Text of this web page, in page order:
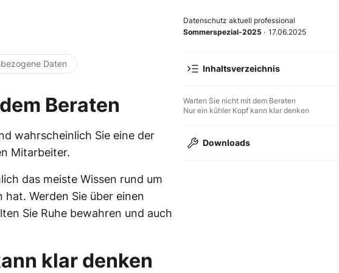
Daten
Beraten
wahrscheinlich Sie eine der
Mitarbeiter.
das meiste Wissen rund um
Werden Sie über einen
Sie Ruhe bewahren und auch
klar denken
Datenschutz aktuell professional
Sommerspezial-2025 · 17.06.2025
Inhaltsverzeichnis
Warten Sie nicht mit dem Beraten
Nur ein kühler Kopf kann klar denken
Downloads